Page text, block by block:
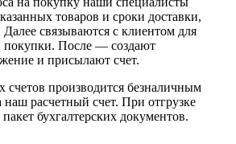
товаров и сроки доставки,
связываются с клиентом для
покупки. После — создают
и присылают счет.
счетов производится безналичным
наш расчетный счет. При отгрузке
бухгалтерских документов.